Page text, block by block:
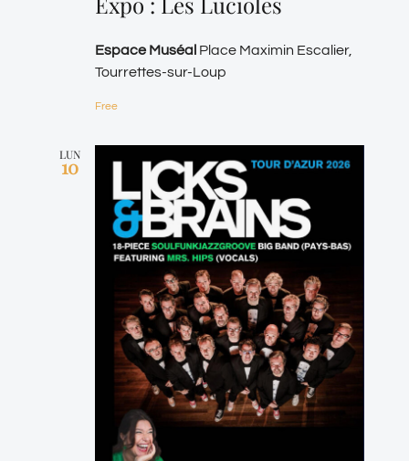
Espace Muséal Place Maximin Escalier,
Tourrettes-sur-Loup
Free
LUN
10